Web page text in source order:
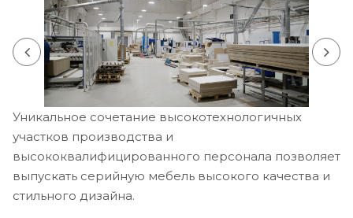
Уникальное сочетание высокотехнологичных
участков производства и
высококвалифицированного персонала позволяет
выпускать серийную мебель высокого качества и
стильного дизайна.